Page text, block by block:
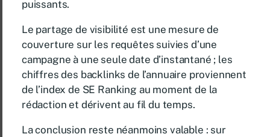
puissants.
Le partage de visibilité est une mesure de
couverture sur les requêtes suivies d’une
campagne à une seule date d’instantané ; les
chiffres des backlinks de l’annuaire proviennent
de l’index de SE Ranking au moment de la
rédaction et dérivent au fil du temps.
La conclusion reste néanmoins valable : sur